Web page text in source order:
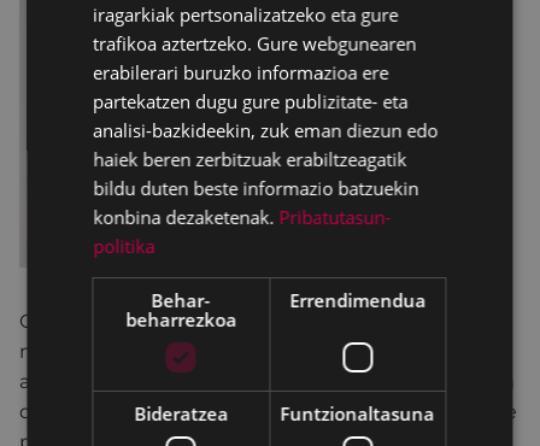
Gipuzkoako Argazkilari Elkarteak antolatutako
nazioarteko argazki-lehiaketa da, eta mundu osoko
argazki amateurrek eta profesionalek parte hartzen
dute. Aurten, 33 herrialdetako 222 egilek hartu dute
iragarkiak pertsonalizatzeko eta gure
trafikoa aztertzeko. Gure webgunearen
erabilerari buruzko informazioa ere
partekatzen dugu gure publizitate- eta
analisi-bazkideekin, zuk eman diezun edo
haiek beren zerbitzuak erabiltzeagatik
bildu duten beste informazio batzuekin
konbina dezaketenak. Pribatutasun-
politika
Behar-
beharrezkoa
Errendimendua
Bideratzea Funtzionaltasuna